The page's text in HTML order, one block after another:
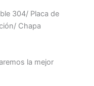
304/ Placa de
Chapa
la mejor